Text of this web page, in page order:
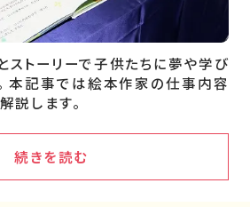
ストーリーで子供たちに夢や学び
本記事では絵本作家の仕事内容
説します。
続きを読む